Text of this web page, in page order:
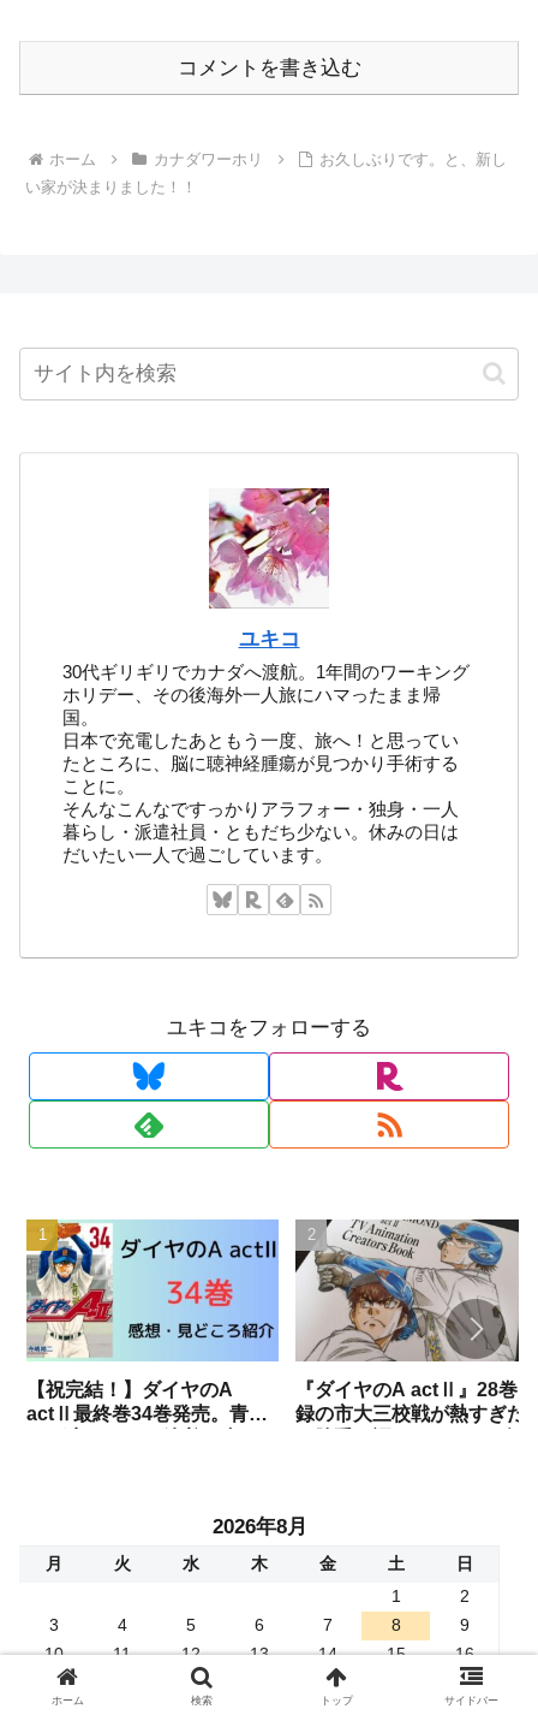
コメントを書き込む
ホーム カナダワーホリ
お久しぶりです。と、新し
い家が決まりました！！
ユキコ
30代ギリギリでカナダへ渡航。1年間のワーキング
ホリデー、その後海外一人旅にハマったまま帰
国。
日本で充電したあともう一度、旅へ！と思ってい
たところに、脳に聴神経腫瘍が見つかり手術する
ことに。
そんなこんなですっかりアラフォー・独身・一人
暮らし・派遣社員・ともだち少ない。休みの日は
だいたい一人で過ごしています。
ユキコをフォローする
【祝完結！】ダイヤのA
actⅡ最終巻34巻発売。青道
『ダイヤのA actⅡ』28巻収
録の市大三校戦が熱すぎた
2026年8月
月 火 水 木 金 土
日
1
2
3
4 5 6 7 8
9
10
11 12 13 14 15
16
17
19 21
23
ホーム 検索 トップ サイドバー